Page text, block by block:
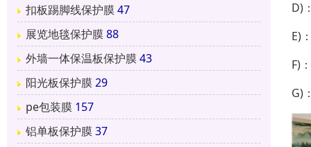
扣板踢脚线保护膜47
展览地毯保护膜88
外墙一体保温板保护膜43
阳光板保护膜29
pe包装膜 157
铝单板保护膜37
D)
E)
F)
G)